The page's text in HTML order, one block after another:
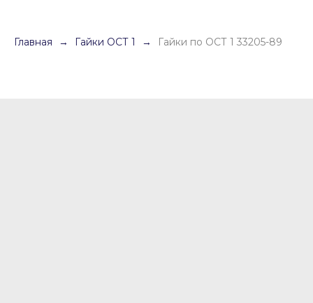
Главная Гайки ОСТ 1 Гайки по ОСТ 1 33205-89